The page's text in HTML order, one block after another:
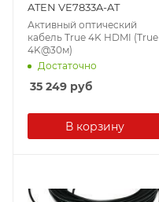
ATEN VE7833A-AT
Активный оптический
кабель True 4K HDMI (True
4K@30м)
Достаточно
35 249 руб
В корзину